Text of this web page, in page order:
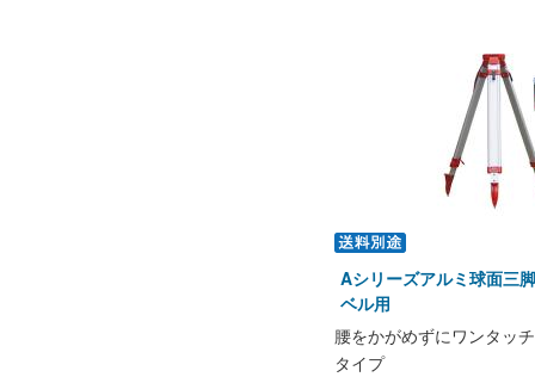
Aシリーズアルミ球面三
ベル用
腰をかがめずにワンタッ
タイプ